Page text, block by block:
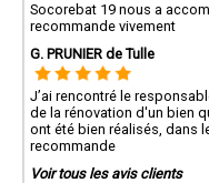
Socorebat 19 nous a
recommande vivement
G. PRUNIER de Tulle
J’ai rencontré le
de la rénovation d'un bien
ont été bien réalisés, dans
recommande
Voir tous les avis clients